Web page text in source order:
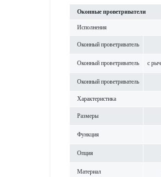
Оконные проветр­иватели
Исполнения
Оконный проветр­иватель
Оконный проветр­иватель с
Оконный проветр­иватель
Хар­актер­и­с­тика
Размеры
Функция
Опция
Материал